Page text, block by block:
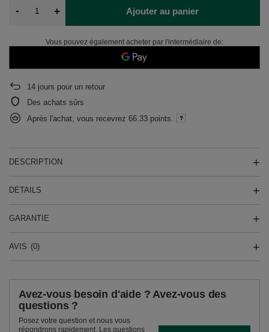
- + Ajouter au panier
Vous pouvez également acheter par l'intermédiaire de:
14 jours pour un retour
Des achats sûrs
Après l'achat, vous recevrez 66.33 points.
DESCRIPTION
DÉTAILS
GARANTIE
AVIS (0)
Avez-vous besoin d'aide ? Avez-vous des
questions ?
Posez votre question et nous vous
répondrons rapidement. Les questions